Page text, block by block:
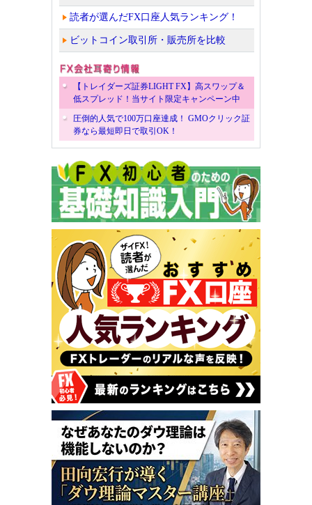
読者が選んだFX口座人気ランキング！
ビットコイン取引所・販売所を比較
【トレイダーズ証券LIGHT FX】高スワップ＆
低スプレッド！当サイト限定キャンペーン中
圧倒的人気で100万口座達成！ GMOクリック証
券なら最短即日で取引OK！